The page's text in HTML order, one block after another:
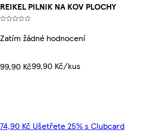
REIKEL PILNIK NA KOV PLOCHY
Zatím žádné hodnocení
99,90 Kč99,90 Kč/kus
74,90 Kč Ušetřete 25% s Clubcard